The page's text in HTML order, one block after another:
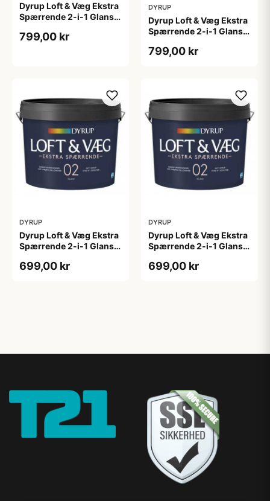
Dyrup Loft & Væg Ekstra
Spærrende 2-i-1 Glans
799,00 kr
DYRUP
Dyrup Loft & Væg Ekstra
Spærrende 2-i-1 Glans
799,00 kr
DYRUP
Dyrup Loft & Væg Ekstra
Spærrende 2-i-1 Glans 2
699,00 kr
DYRUP
Dyrup Loft & Væg Ekstra
Spærrende 2-i-1 Glans 2
699,00 kr